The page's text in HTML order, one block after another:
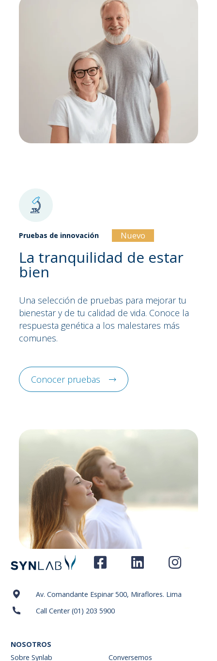
Pruebas de innovación Nuevo
La tranquilidad de estar
bien
Una selección de pruebas para mejorar tu
bienestar y de tu calidad de vida. Conoce la
respuesta genética a los malestares más
comunes.
Conocer pruebas
Av. Comandante Espinar 500, Miraflores. Lima
Call Center (01) 203 5900
NOSOTROS
Sobre Synlab
Conversemos